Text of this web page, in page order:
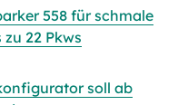
558 für schmale
22 Pkws
soll ab